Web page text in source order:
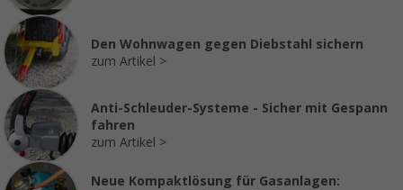
Den Wohnwagen gegen Diebstahl sichern
zum Artikel
Anti-Schleuder-Systeme - Sicher mit Gespann
fahren
zum Artikel
Neue Kompaktlösung für Gasanlagen: